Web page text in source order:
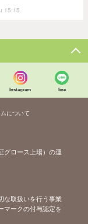
15:15
Instagram line
について
グロース上場）の運
な取扱いを行う事業
マークの付与認定を